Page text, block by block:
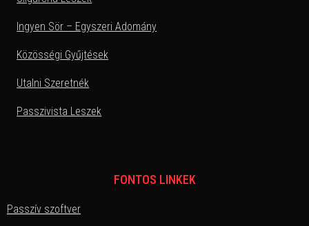
Ingyen Sör – Egyszeri Adomány
Közösségi Gyűjtések
Utalni Szeretnék
Passzivista Leszek
FONTOS LINKEK
Passzív szoftver